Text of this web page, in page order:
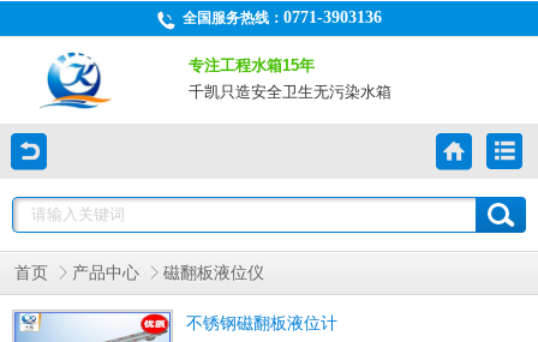
全国服务热线： 0771-3903136
专注工程水箱15年
千凯只造安全卫生无污染水箱
首页 产品中心 磁翻板液位仪
不锈钢磁翻板液位计